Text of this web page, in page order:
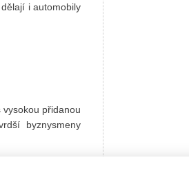
i automobily
přidanou
byznysmeny
a logistiky.
na výrobě